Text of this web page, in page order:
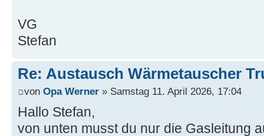
VG
Stefan
Re: Austausch Wärmetauscher
von Opa Werner » Samstag 11. April 2026, 17:04
Hallo Stefan,
von unten musst du nur die Gasleitung